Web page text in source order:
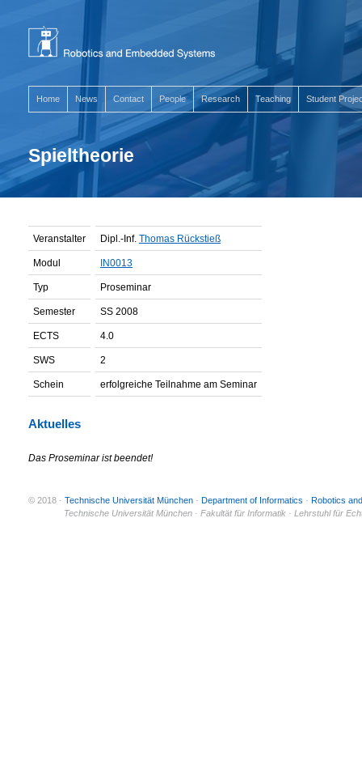
Home News Contact People Research Teaching Student
Spieltheorie
Veranstalter Dipl.-Inf. Thomas Rückstieß
Modul IN0013
Typ Proseminar
Semester SS 2008
ECTS 4.0
SWS 2
Schein erfolgreiche Teilnahme am Seminar
Aktuelles
Das Proseminar ist beendet!
© 2018 · Technische Universität München · Department of Informatics · Robotics
Technische Universität München · Fakultät für Informatik · Lehrstuhl für